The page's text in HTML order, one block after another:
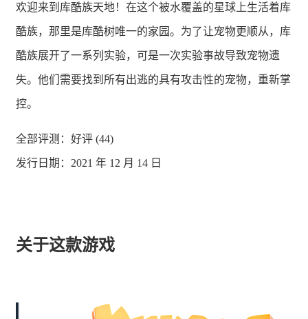
欢迎来到库酷族天地！在这个被水覆盖的星球上生活着库
酷族，那里是库酷树唯一的家园。为了让宠物更顺从，库
酷族展开了一系列实验，可是一次实验事故导致宠物遗
失。他们需要找到所有出逃的具有攻击性的宠物，重新掌
控。
全部评测： 好评 (44)
发行日期：2021 年 12 月 14 日
关于这款游戏